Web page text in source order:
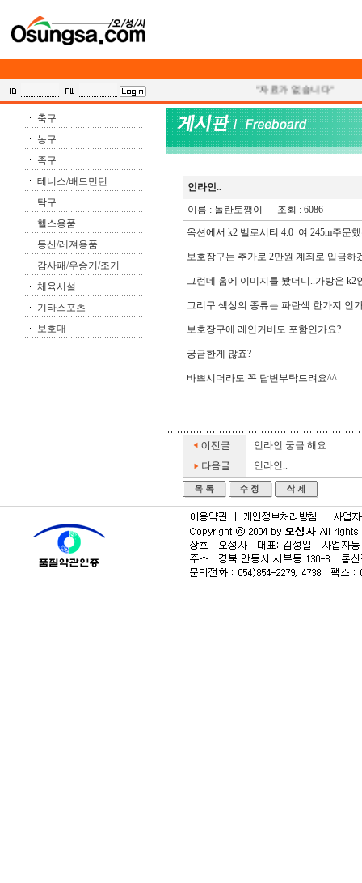
"자료가 없습니다"
축구
농구
족구
테니스/배드민턴
탁구
헬스용품
등산/레져용품
감사패/우승기/조기
체육시설
기타스포츠
보호대
인라인..
이름 : 놀란토깽이
조회 : 6086
옥션에서 k2 벨로시티 4.0 여 245m주문
보호장구는 추가로 2만원 계좌로 입금하
그런데 홈에 이미지를 봤더니..가방은 k2
그리구 색상의 종류는 파란색 한가지 인
보호장구에 레인커버도 포함인가요?
궁금한게 많죠?
바쁘시더라도 꼭 답변부탁드려요^^
인라인 궁금 해요
인라인..